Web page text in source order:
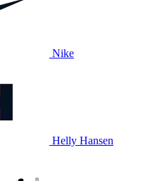
Nike
Helly Hansen